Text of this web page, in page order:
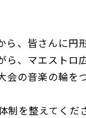
、皆さんに円
、マエストロ
の音楽の輪を
を整えてくだ